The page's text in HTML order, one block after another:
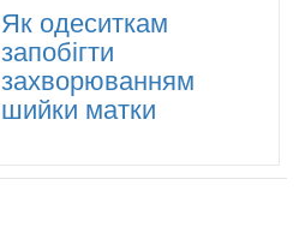
Як одеситкам
запобігти
захворюванням
шийки матки